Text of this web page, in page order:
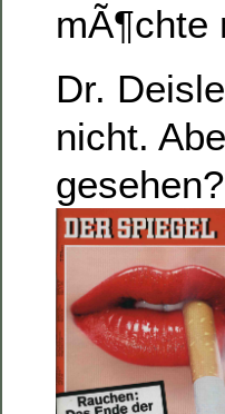
mÃ¶chte
Dr.
nicht.
gesehen?